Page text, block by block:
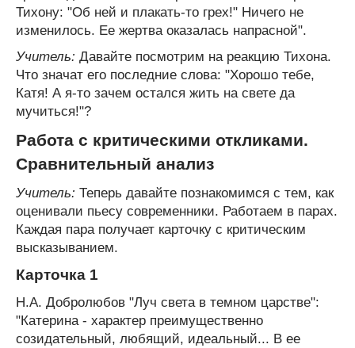
Тихону: "Об ней и плакать-то грех!" Ничего не
изменилось. Ее жертва оказалась напрасной".
Учитель: Давайте посмотрим на реакцию Тихона.
Что значат его последние слова: "Хорошо тебе,
Катя! А я-то зачем остался жить на свете да
мучиться!"?
Работа с критическими откликами.
Сравнительный анализ
Учитель: Теперь давайте познакомимся с тем, как
оценивали пьесу современники. Работаем в парах.
Каждая пара получает карточку с критическим
высказыванием.
Карточка 1
Н.А. Добролюбов "Луч света в темном царстве":
"Катерина - характер преимущественно
созидательный, любящий, идеальный... В ее